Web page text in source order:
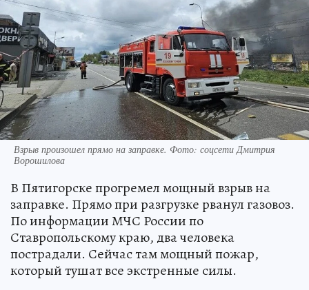
Взрыв произошел прямо на заправке. Фото: соцсети Дмитрия
Ворошилова
В Пятигорске прогремел мощный взрыв на
заправке. Прямо при разгрузке рванул газовоз.
По информации МЧС России по
Ставропольскому краю, два человека
пострадали. Сейчас там мощный пожар,
который тушат все экстренные силы.